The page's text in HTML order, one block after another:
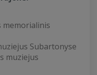
memorialinis
Subartonyse
muziejus